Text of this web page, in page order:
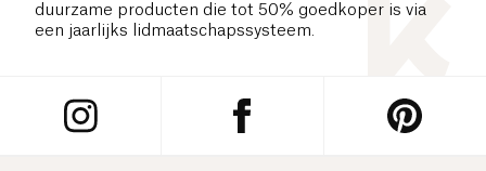
duurzame producten die tot 50% goedkoper is via
een jaarlijks lidmaatschapssysteem.